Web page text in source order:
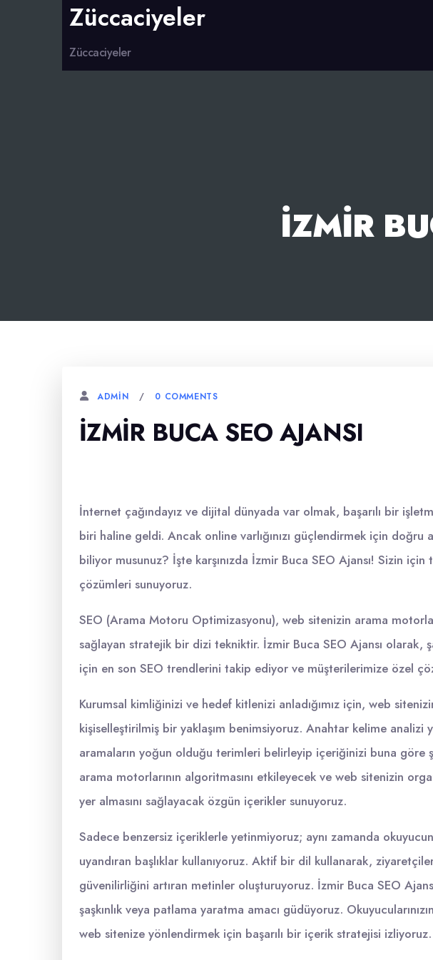
Züccaciyeler
Züccaciyeler
İZMIR
ADMIN 0 COMMENTS
İZMIR BUCA SEO AJANSI
İnternet çağındayız ve dijital dünyada var olmak, başarılı bir
biri haline geldi. Ancak online varlığınızı güçlendirmek için doğru
biliyor musunuz? İşte karşınızda İzmir Buca SEO Ajansı! Sizin
çözümleri sunuyoruz.
SEO (Arama Motoru Optimizasyonu), web sitenizin arama
sağlayan stratejik bir dizi tekniktir. İzmir Buca SEO Ajansı olarak,
için en son SEO trendlerini takip ediyor ve müşterilerimize özel
Kurumsal kimliğinizi ve hedef kitlenizi anladığımız için, web
kişiselleştirilmiş bir yaklaşım benimsiyoruz. Anahtar kelime analizi
aramaların yoğun olduğu terimleri belirleyip içeriğinizi buna göre
arama motorlarının algoritmasını etkileyecek ve web sitenizin
yer almasını sağlayacak özgün içerikler sunuyoruz.
Sadece benzersiz içeriklerle yetinmiyoruz; aynı zamanda
uyandıran başlıklar kullanıyoruz. Aktif bir dil kullanarak,
güvenilirliğini artıran metinler oluşturuyoruz. İzmir Buca SEO
şaşkınlık veya patlama yaratma amacı güdüyoruz.
web sitenize yönlendirmek için başarılı bir içerik stratejisi izliyoruz.